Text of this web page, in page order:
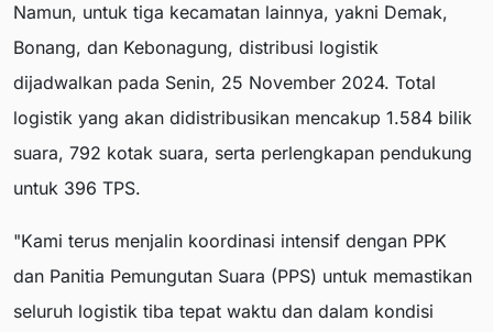
Namun, untuk tiga kecamatan lainnya, yakni Demak,
Bonang, dan Kebonagung, distribusi logistik
dijadwalkan pada Senin, 25 November 2024. Total
logistik yang akan didistribusikan mencakup 1.584 bilik
suara, 792 kotak suara, serta perlengkapan pendukung
untuk 396 TPS.
"Kami terus menjalin koordinasi intensif dengan PPK
dan Panitia Pemungutan Suara (PPS) untuk memastikan
seluruh logistik tiba tepat waktu dan dalam kondisi